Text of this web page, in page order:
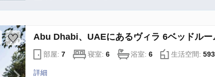
Abu Dhabi、UAEにあるヴィラ 6ベッドル
部屋: 7 寝室: 6 浴室: 6 生活空間:
詳細